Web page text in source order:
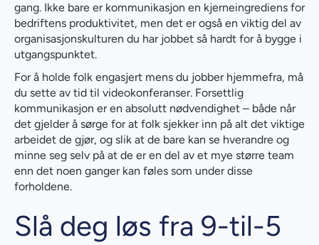
gang. Ikke bare er kommunikasjon en kjerneingrediens for
bedriftens produktivitet, men det er også en viktig del av
organisasjonskulturen du har jobbet så hardt for å bygge i
utgangspunktet.
For å holde folk engasjert mens du jobber hjemmefra, må
du sette av tid til videokonferanser. Forsettlig
kommunikasjon er en absolutt nødvendighet – både når
det gjelder å sørge for at folk sjekker inn på alt det viktige
arbeidet de gjør, og slik at de bare kan se hverandre og
minne seg selv på at de er en del av et mye større team
enn det noen ganger kan føles som under disse
forholdene.
Slå deg løs fra 9-til-5